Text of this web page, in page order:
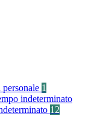
1
indeterminato
12